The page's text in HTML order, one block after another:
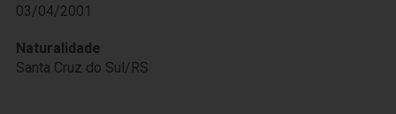
03/04/2001
Naturalidade
Santa Cruz do Sul/RS